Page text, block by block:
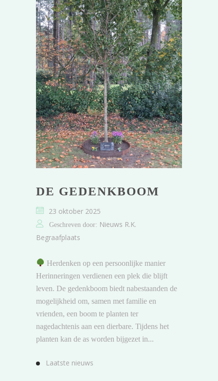
DE GEDENKBOOM
23 oktober 2025
Geschreven door: Nieuws R.K.
Begraafplaats
Herdenken op een persoonlijke manier
Herinneringen verdienen een plek die blijft
leven. De gedenkboom biedt nabestaanden de
mogelijkheid om, samen met familie en
vrienden, een boom te planten ter
nagedachtenis aan een dierbare. Tijdens het
planten kan de as worden bijgezet in...
Laatste nieuws